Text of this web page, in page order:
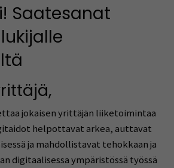
Saatesanat
jokaisen yrittäjän liiketoimintaa
helpottavat arkea, auttavat
ja mahdollistavat tehokkaan ja
digitaalisessa ympäristössä työssä